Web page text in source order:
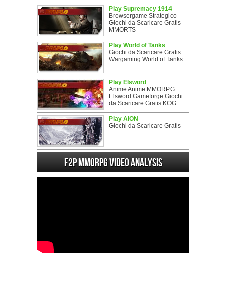
Play Supremacy 1914
Browsergame Strategico
Giochi da Scaricare Gratis
MMORTS
Play World of Tanks
Giochi da Scaricare Gratis
Wargaming World of Tanks
Play Elsword
Anime Anime MMORPG
Elsword Gameforge Giochi
da Scaricare Gratis KOG
Play AION
Giochi da Scaricare Gratis
F2P MMORPG Video analysis